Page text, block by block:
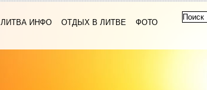
ЛИТВА ИНФО ОТДЫХ В ЛИТВЕ
ФОТО